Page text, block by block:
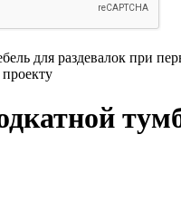
для раздевалок при